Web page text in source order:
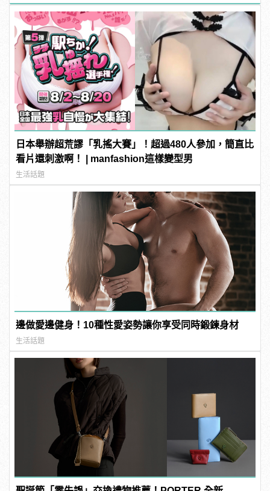
結！ |
日本舉辦超荒謬「乳搖大賽」！超過480人參加，簡直比
看片還刺激啊！ | manfashion這樣變型男
生活話題
邊做愛邊健身！10種性愛姿勢讓你享受同時鍛鍊身材
生活話題